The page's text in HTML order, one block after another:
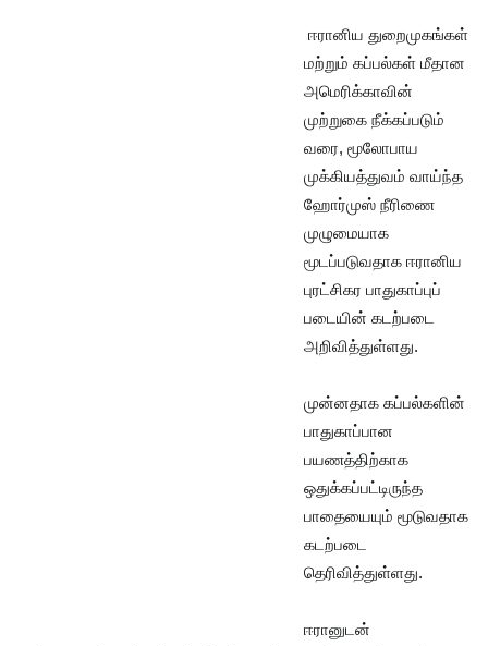
ஈரானிய துறைமுகங்கள்
மற்றும் கப்பல்கள் மீதான
அமெரிக்காவின்
முற்றுகை நீக்கப்படும்
வரை, மூலோபாய
முக்கியத்துவம் வாய்ந்த
ஹோர்முஸ் நீரிணை
முழுமையாக
மூடப்படுவதாக ஈரானிய
புரட்சிகர பாதுகாப்புப்
படையின் கடற்படை
அறிவித்துள்ளது.
முன்னதாக கப்பல்களின்
பாதுகாப்பான
பயணத்திற்காக
ஒதுக்கப்பட்டிருந்த
பாதையையும் மூடுவதாக
கடற்படை
தெரிவித்துள்ளது.
ஈரானுடன்